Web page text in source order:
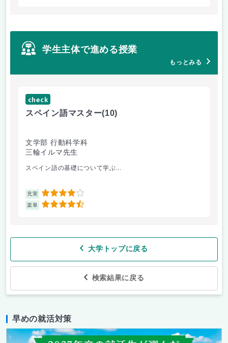
学生主体で進める授業
もっとみる
check
スペイン語マスター(10)
文学部 行動科学科
三輪イルマ先生
スペイン語の基礎について学ぶ...
充実 4
楽単 4.5
大学トップに戻る
検索結果に戻る
早めの就活対策